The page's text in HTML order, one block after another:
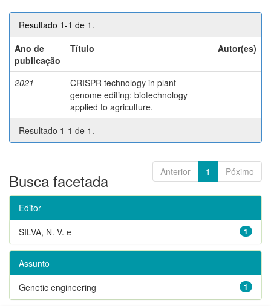
Resultado 1-1 de 1.
Ano de
publicação
Título Autor(es)
2021
CRISPR technology in plant
genome editing: biotechnology
applied to agriculture.
-
Resultado 1-1 de 1.
Anterior 1 Póximo
Busca facetada
Editor
1
SILVA, N. V. e
Assunto
1
Genetic engineering